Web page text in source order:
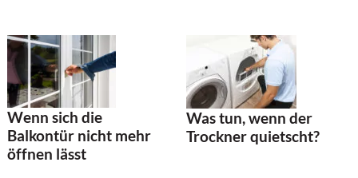
Wenn sich die
Balkontür nicht mehr
öffnen lässt
Was tun, wenn der
Trockner quietscht?